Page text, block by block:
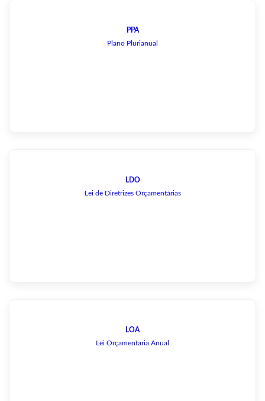
PPA
Plano Plurianual
LDO
Lei de Diretrizes Orçamentárias
LOA
Lei Orçamentaria Anual